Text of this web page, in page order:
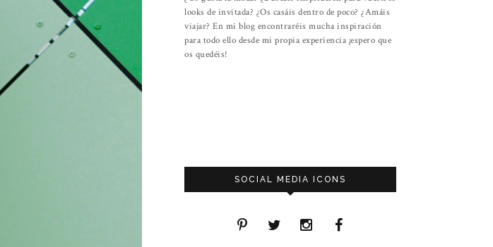
looks de invitada? ¿Os casáis dentro de poco? ¿Amáis
viajar? En mi blog encontraréis mucha inspiración
para todo ello desde mi propia experiencia ¡espero que
os quedéis!
SOCIAL MEDIA ICONS